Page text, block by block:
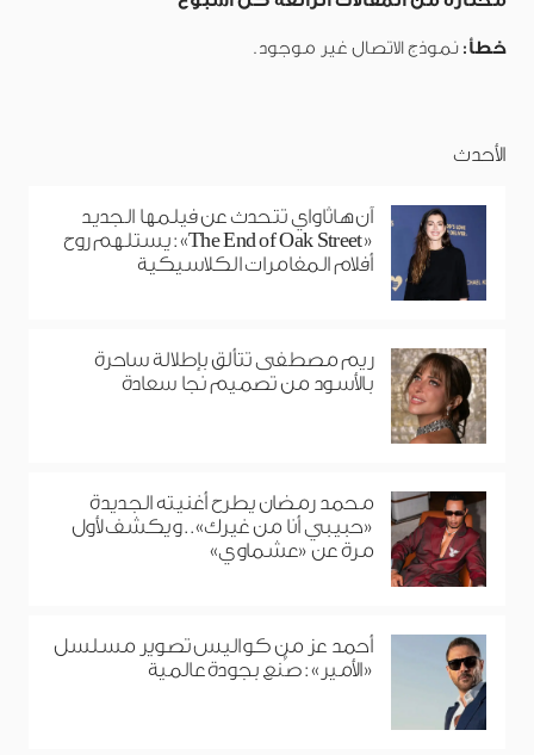
خطأ: نموذج الاتصال غير موجود.
الأحدث
آن هاثاواي تتحدث عن فيلمها الجديد
«The End of Oak Street»: يستلهم روح
أفلام المغامرات الكلاسيكية
ريم مصطفى تتألق بإطلالة ساحرة
بالأسود من تصميم نجا سعادة
محمد رمضان يطرح أغنيته الجديدة
«حبيبي أنا من غيرك».. ويكشف لأول
مرة عن «عشماوي»
أحمد عز من كواليس تصوير مسلسل
«الأمير»: صُنع بجودة عالمية